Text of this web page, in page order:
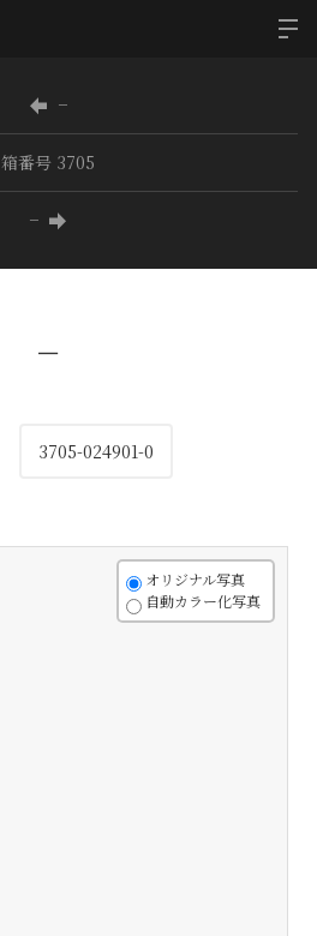
−
箱番号 3705
−
−
3705-024901-0
オリジナル写真
自動カラー化写真